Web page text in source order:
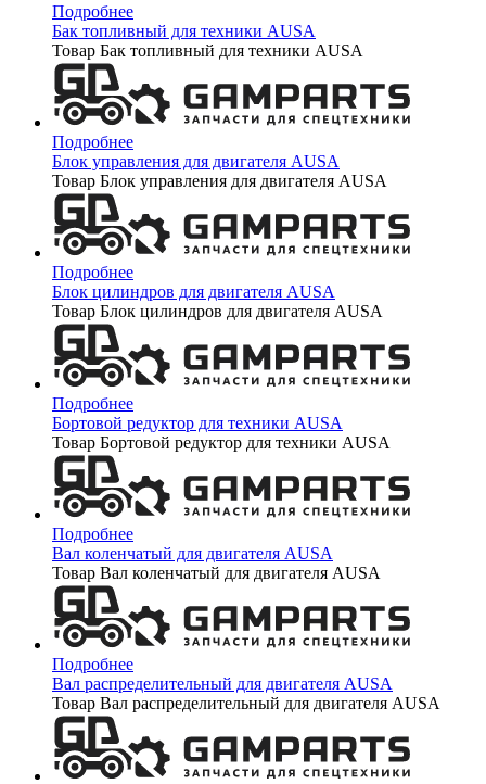
Подробнее
Бак топливный для техники AUSA
Товар Бак топливный для техники AUSA
Подробнее
Блок управления для двигателя AUSA
Товар Блок управления для двигателя AUSA
Подробнее
Блок цилиндров для двигателя AUSA
Товар Блок цилиндров для двигателя AUSA
Подробнее
Бортовой редуктор для техники AUSA
Товар Бортовой редуктор для техники AUSA
Подробнее
Вал коленчатый для двигателя AUSA
Товар Вал коленчатый для двигателя AUSA
Подробнее
Вал распределительный для двигателя AUSA
Товар Вал распределительный для двигателя AUSA